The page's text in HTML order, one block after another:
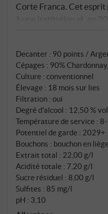
Corte Franca. Cet esprit
à une institution et, en
désigné la maison
Pinot Noir (10 %) issus
communes de la
fermentation en cuves
printemps avec 10 % de
meilleurs millésimes. Le
moins 18 mois, puis
le dégorgement.
Decanter : 90 points /
Cépages : 90%
Culture : conventionnel
Élevage : 18 mois sur lies
Filtration : oui
Degré d'alcool : 12,50 % vol
Température de service :
Potentiel de garde : 2029+
Bouchons : bouchon en
Extrait total : 22,00 g/l
Acidité totale : 7,20 g/l
Sucre résiduel : 8,00 g/l
Sulfites : 85 mg/l
pH : 3,10